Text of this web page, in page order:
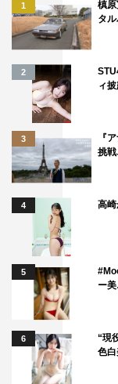
1
槙
タ
2
ィ
3
『
挑
4 高
5
ー
6
“現
色